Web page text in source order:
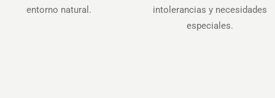
entorno natural.
intolerancias y necesidades
especiales.